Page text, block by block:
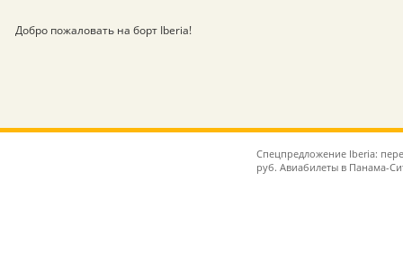
Добро пожаловать на борт Iberia!
Спецпредложение Iberia:
руб. Авиабилеты в Панама-